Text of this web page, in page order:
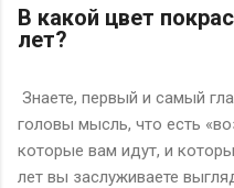
В какой цвет
лет?
Знаете, первый и самый
головы мысль, что есть
которые вам идут, и
лет вы заслуживаете